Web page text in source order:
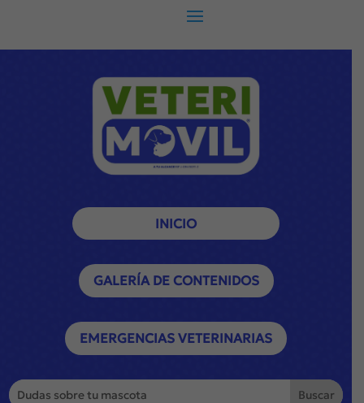
INICIO
GALERÍA DE CONTENIDOS
EMERGENCIAS VETERINARIAS